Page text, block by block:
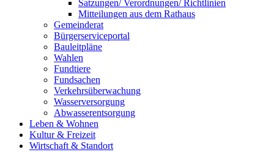
Satzungen/ Verordnungen/ Richtlinien
Mitteilungen aus dem Rathaus
Gemeinderat
Bürgerserviceportal
Bauleitpläne
Wahlen
Fundtiere
Fundsachen
Verkehrsüberwachung
Wasserversorgung
Abwasserentsorgung
Leben & Wohnen
Kultur & Freizeit
Wirtschaft & Standort